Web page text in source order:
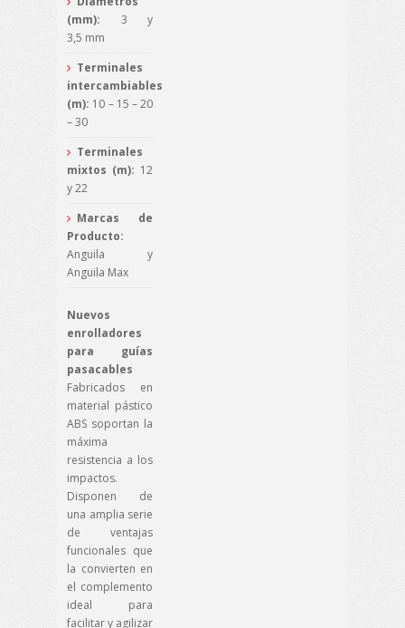
(mm): 3 y
3,5 mm
Terminales
intercambiables
(m): 10 – 15 – 20
– 30
Terminales
mixtos (m): 12
y 22
Marcas de
Producto:
Anguila y
Anguila Max
Nuevos
enrolladores
para guías
pasacables
Fabricados en
material pástico
ABS soportan la
máxima
resistencia a los
impactos.
Disponen de
una amplia serie
de ventajas
funcionales que
la convierten en
el complemento
ideal para
facilitar y agilizar